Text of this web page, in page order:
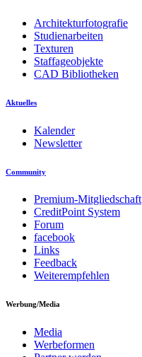
Architekturfotografie
Studienarbeiten
Texturen
Staffageobjekte
CAD Bibliotheken
Aktuelles
Kalender
Newsletter
Community
Premium-Mitgliedschaft
CreditPoint System
Forum
facebook
Links
Feedback
Weiterempfehlen
Werbung/Media
Media
Werbeformen